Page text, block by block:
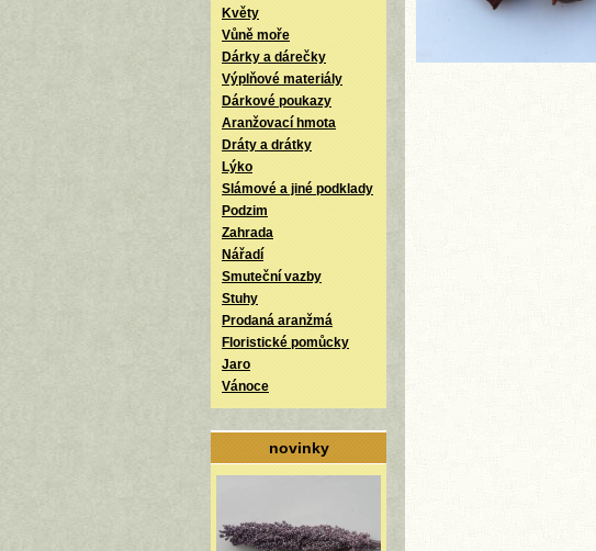
Květy
Vůně moře
Dárky a dárečky
Výplňové materiály
Dárkové poukazy
Aranžovací hmota
Dráty a drátky
Lýko
Slámové a jiné podklady
Podzim
Zahrada
Nářadí
Smuteční vazby
Stuhy
Prodaná aranžmá
Floristické pomůcky
Jaro
Vánoce
novinky